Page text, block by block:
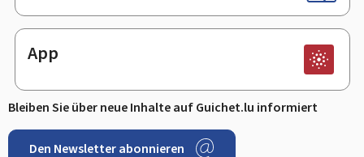
App
Bleiben Sie über neue Inhalte auf Guichet.lu informiert
Den Newsletter abonnieren